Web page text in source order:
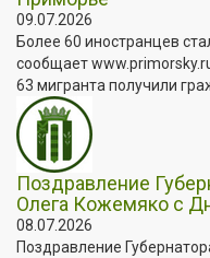
09.07.2026
Более 60 иностранцев
сообщает
63 мигранта получили
Поздравление
Олега Кожемяко с
08.07.2026
Поздравление